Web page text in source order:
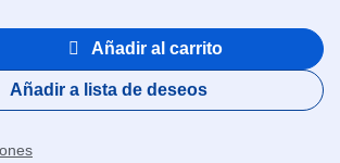
Añadir al carrito
Añadir a lista de deseos